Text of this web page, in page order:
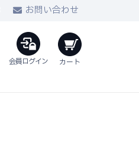
お問い合わせ
会員ログイン